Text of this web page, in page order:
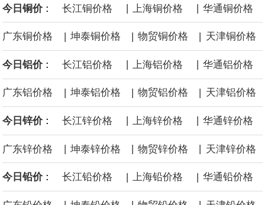
到采购的总费用可能高达2750亿美元，为美国有史以来最昂贵的水
面战舰项目之一。 根据CBO的初步估算，首舰造价约234亿美元，
后续14艘平均每艘约180亿美元。
黄金价格有望录得自今年1月以来最大单周涨幅。油价走弱为金价提
供支撑，同时投资者正等待美国非农就业数据，以寻找美国利率前
景的线索。StoneX高级分析师马特·辛普森表示，中东和平前景改善
今日铜价 : 长江铜价格 | 上海铜价格 | 华通铜价格
广东铜价格 | 坤泰铜价格 | 物贸铜价格 | 天津铜价格
今日铝价 : 长江铝价格 上海铝价格 华通铝价格
广东铝价格 | 坤泰铝价格 | 物贸铝价格 | 天津铝价格
今日锌价 : 长江锌价格 上海锌价格 华通锌价格
广东锌价格 | 坤泰锌价格 | 物贸锌价格 | 天津锌价格
今日铅价 : 长江铅价格 | 上海铅价格 | 华通铅价格